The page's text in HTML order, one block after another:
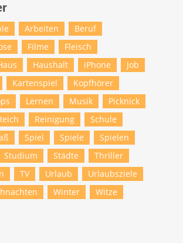
Arbeiten
Beruf
Filme
Fleisch
Haushalt iPhone
Job
Kartenspiel
Kopfhörer
Lernen Musik
Picknick
Reinigung
Schule
Spiel Spiele
Spielen
Studium Städte
Thriller
TV Urlaub
Urlaubsziele
Winter
Witze